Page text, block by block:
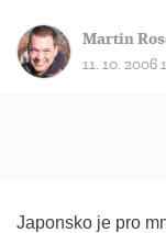
Martin
11. 10. 2006
Japonsko je pro